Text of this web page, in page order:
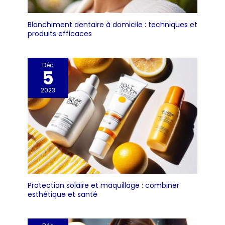
Blanchiment dentaire à domicile : techniques et
produits efficaces
Déc
5
2023
Protection solaire et maquillage : combiner
esthétique et santé